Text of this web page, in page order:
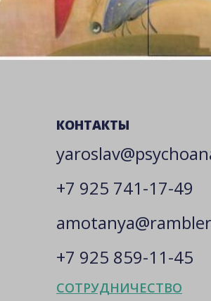
КОНТАКТЫ
+7 925 741-17-49
+7 925 859-11-45
СОТРУДНИЧЕСТВО